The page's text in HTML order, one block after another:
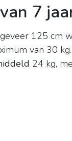
7
125 cm
van 30
24 kg,